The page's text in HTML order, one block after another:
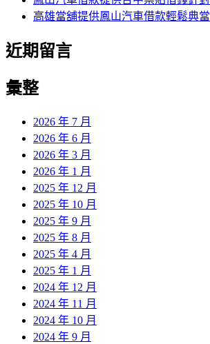
高雄當舖提供鳳山汽車借款輕鬆典
近期留言
彙整
2026 年 7 月
2026 年 6 月
2026 年 3 月
2026 年 1 月
2025 年 12 月
2025 年 10 月
2025 年 9 月
2025 年 8 月
2025 年 4 月
2025 年 1 月
2024 年 12 月
2024 年 11 月
2024 年 10 月
2024 年 9 月